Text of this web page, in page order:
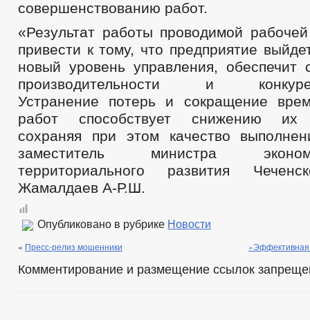
совершенствованию работ.
«Результат работы проводимой
привести к тому, что предприятие
новый уровень управления, обеспечит
производительности и
Устранение потерь и сокращение
работ способствует снижению их
сохраняя при этом качество
заместитель министра
территориального развития
Жамалдаев А-Р.Ш.
Опубликовано в рубрике Новости
« Пресс-релиз мошенники «Эффективная
Комментирование и размещение ссылок